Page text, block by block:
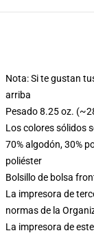
Nota: Si te gustan
arriba
Pesado 8.25 oz.
Los colores sólidos
70% algodón, 30%
poliéster
Bolsillo de bolsa
La impresora de
normas de la
La impresora de